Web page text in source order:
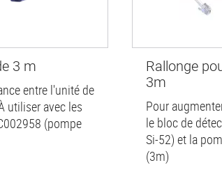
3 m
entre l'unité de
utiliser avec les
(pompe
Rallonge
3m
Pour
le bloc de
Si-52) et la
(3m)